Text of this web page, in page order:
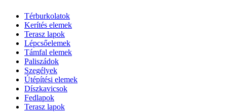
Térburkolatok
Kerítés elemek
Terasz lapok
Lépcsőelemek
Támfal elemek
Paliszádok
Szegélyek
Útépítési elemek
Díszkavicsok
Fedlapok
Terasz lapok